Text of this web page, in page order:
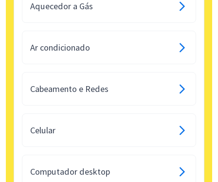
Aquecedor a Gás
Ar condicionado
Cabeamento e Redes
Celular
Computador desktop